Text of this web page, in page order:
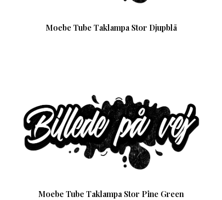
Moebe Tube Taklampa Stor Djupblå
Moebe Tube Taklampa Stor Pine Green